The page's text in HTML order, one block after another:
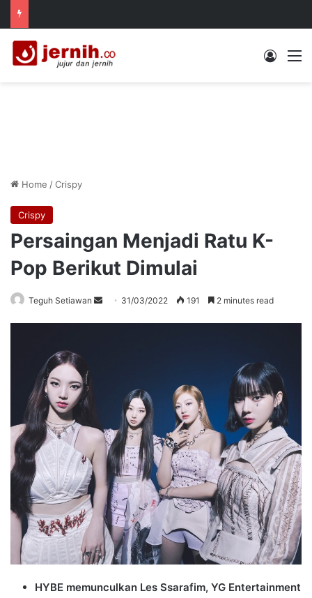
Log In
Home /Crispy
Crispy
Persaingan Menjadi Ratu K-
Pop Berikut Dimulai
Teguh Setiawan
Send 31/03/2022 191 2 minutes read
HYBE memunculkan Les Ssarafim, YG Entertainment